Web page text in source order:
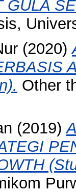
GULA
(2020)
Other
(2019)